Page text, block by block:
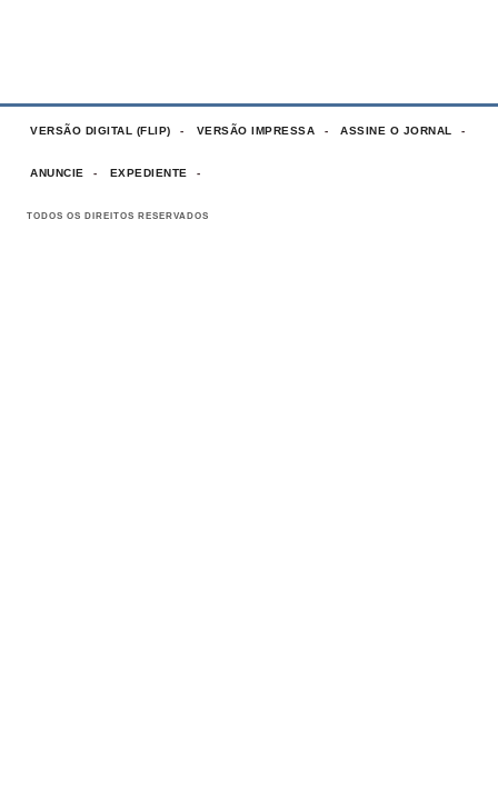
VERSÃO DIGITAL (FLIP) VERSÃO IMPRESSA ASSINE O JORNAL
ANUNCIE EXPEDIENTE
TODOS OS DIREITOS RESERVADOS